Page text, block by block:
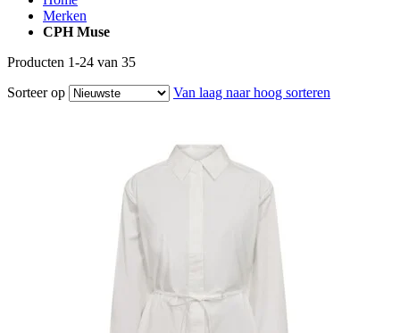
Merken
CPH Muse
Producten 1-24 van 35
Sorteer op
Van laag naar hoog sorteren